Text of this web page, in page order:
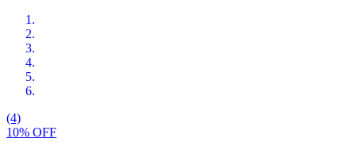
(4)
10% OFF